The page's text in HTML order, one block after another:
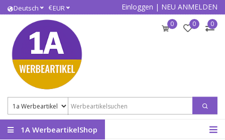
Deutsch €EUR Einloggen | NEU ANMELDEN
0 0 0
1A WerbeartikelShop